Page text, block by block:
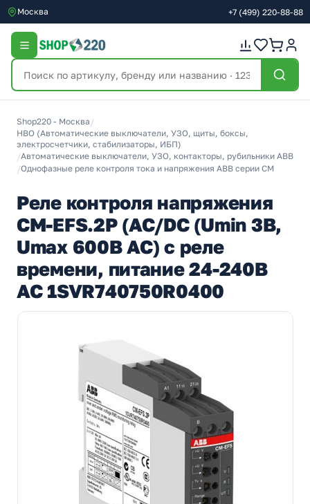
Москва +7 (499) 220-88-88
Shop220 - Москва /
НВО (Автоматические выключатели, УЗО, щиты, боксы,
электросчетчики, стабилизаторы, ИБП)
/Автоматические выключатели, УЗО, контакторы, рубильники ABB
/Однофазные реле контроля тока и напряжения ABB серии CM
Реле контроля напряжения
CM-EFS.2P (AC/DC (Umin 3В,
Umax 600В AC) c реле
времени, питание 24-240В
AC 1SVR740750R0400